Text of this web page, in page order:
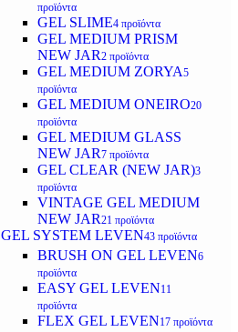
προϊόντα
GEL SLIME4 προϊόντα
GEL MEDIUM PRISM
NEW JAR2 προϊόντα
GEL MEDIUM ZORYA5
προϊόντα
GEL MEDIUM ONEIRO20
προϊόντα
GEL MEDIUM GLASS
NEW JAR7 προϊόντα
GEL CLEAR (NEW JAR)3
προϊόντα
VINTAGE GEL MEDIUM
NEW JAR21 προϊόντα
GEL SYSTEM LEVEN43 προϊόντα
BRUSH ON GEL LEVEN6
προϊόντα
EASY GEL LEVEN11
προϊόντα
FLEX GEL LEVEN17 προϊόντα